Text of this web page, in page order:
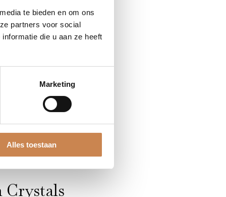
te bieden en om ons
partners voor social
die u aan ze heeft
Marketing
Alles toestaan